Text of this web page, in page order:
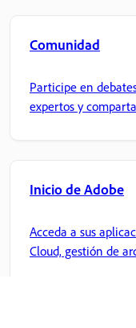
Comunidad
Participe en
expertos y
Inicio de Adobe
Acceda a sus
Cloud, gestión de